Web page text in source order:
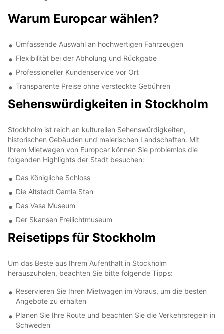
Warum Europcar wählen?
Umfassende Auswahl an hochwertigen Fahrzeugen
Flexibilität bei der Abholung und Rückgabe
Professioneller Kundenservice vor Ort
Transparente Preise ohne versteckte Gebühren
Sehenswürdigkeiten in Stockholm
Stockholm ist reich an kulturellen Sehenswürdigkeiten,
historischen Gebäuden und malerischen Landschaften. Mit
Ihrem Mietwagen von Europcar können Sie problemlos die
folgenden Highlights der Stadt besuchen:
Das Königliche Schloss
Die Altstadt Gamla Stan
Das Vasa Museum
Der Skansen Freilichtmuseum
Reisetipps für Stockholm
Um das Beste aus Ihrem Aufenthalt in Stockholm
herauszuholen, beachten Sie bitte folgende Tipps:
Reservieren Sie Ihren Mietwagen im Voraus, um die besten
Angebote zu erhalten
Planen Sie Ihre Route und beachten Sie die Verkehrsregeln in
Schweden